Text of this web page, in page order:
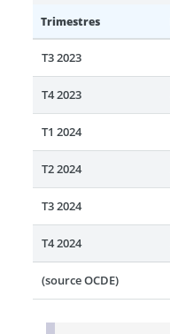
Trimestres
T3 2023
T4 2023
T1 2024
T2 2024
T3 2024
T4 2024
(source OCDE)